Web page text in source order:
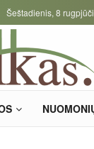
Šeštadienis, 8